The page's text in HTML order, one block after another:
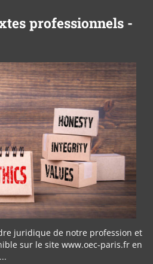
professionnels -
juridique de notre profession et
sur le site www.oec-paris.fr en